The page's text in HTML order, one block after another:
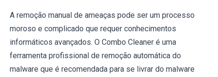
A remoção manual de ameaças pode ser um processo
moroso e complicado que requer conhecimentos
informáticos avançados. O Combo Cleaner é uma
ferramenta profissional de remoção automática do
malware que é recomendada para se livrar do malware